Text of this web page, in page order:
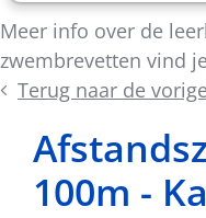
Meer info over de
zwembrevetten vind
Terug naar de
100m -